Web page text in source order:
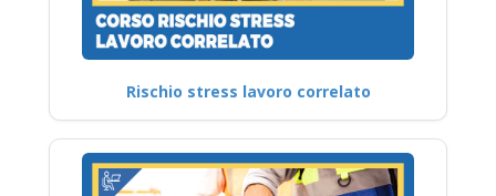
Rischio stress lavoro correlato